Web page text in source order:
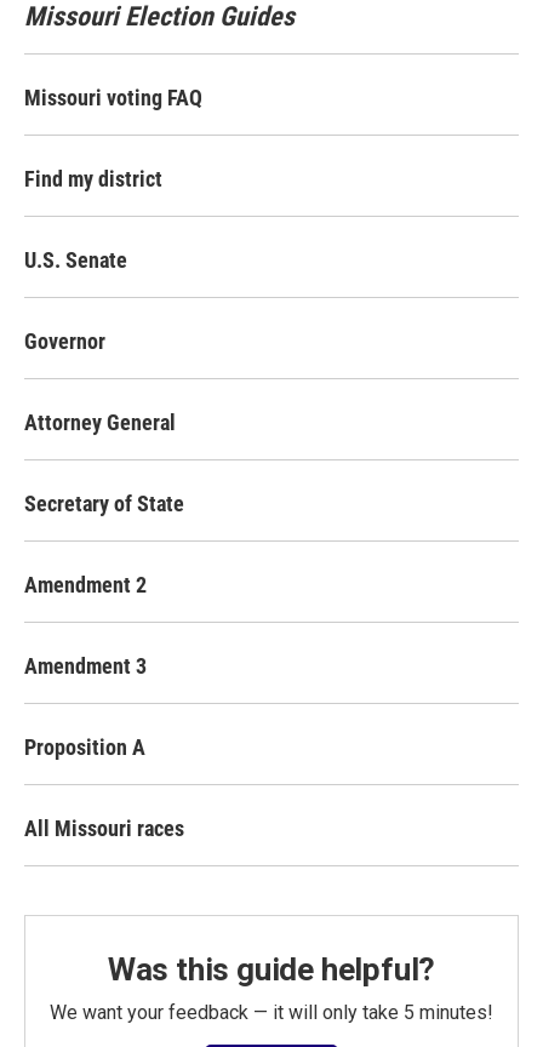
Missouri Election Guides
Missouri voting FAQ
Find my district
U.S. Senate
Governor
Attorney General
Secretary of State
Amendment 2
Amendment 3
Proposition A
All Missouri races
Was this guide helpful?
We want your feedback — it will only take 5 minutes!